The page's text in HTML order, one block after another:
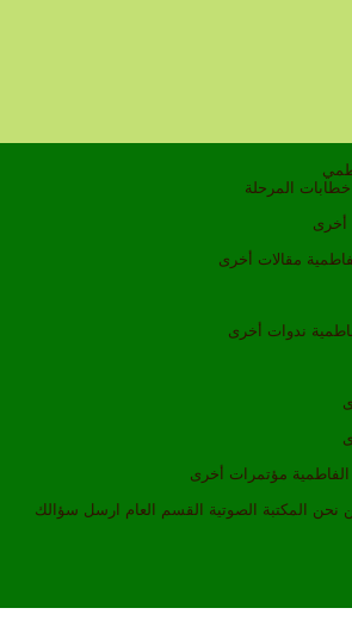
خطابات المرحلة
أخرى
مقالات أخرى
ندوات أخرى
مؤتمرات أخرى
نحن المكتبة الصوتية القسم العام ارسل سؤالك